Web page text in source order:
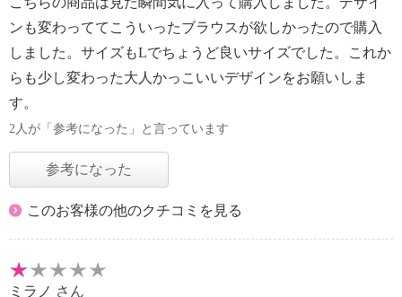
ンも変わっててこういったブラウスが欲しかったので購入
しました。サイズもLでちょうど良いサイズでした。これか
らも少し変わった大人かっこいいデザインをお願いしま
す。
2人が「参考になった」と言っています
参考になった
このお客様の他のクチコミを見る
ミラノ さん